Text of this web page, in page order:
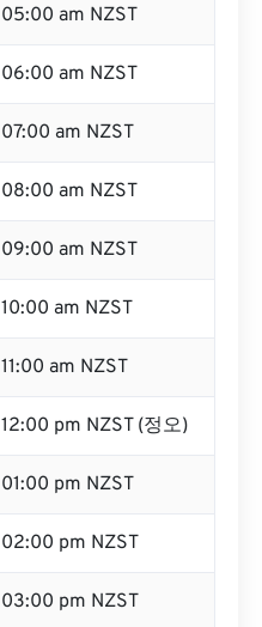
05:00 am NZST
06:00 am NZST
07:00 am NZST
08:00 am NZST
09:00 am NZST
10:00 am NZST
11:00 am NZST
12:00 pm NZST (정오)
01:00 pm NZST
02:00 pm NZST
03:00 pm NZST